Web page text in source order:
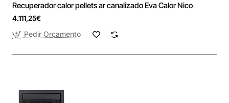
Recuperador calor pellets ar canalizado Eva Calor Nico
4.111,25€
Pedir Orçamento